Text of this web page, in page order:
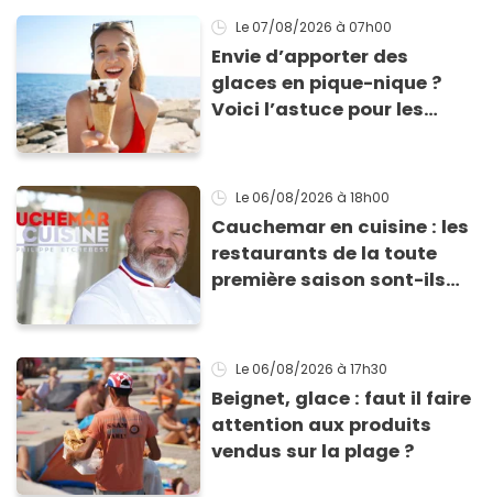
Le 07/08/2026 à 07h00
Envie d’apporter des
glaces en pique-nique ?
Voici l’astuce pour les
ne fondent !
Le 06/08/2026 à 18h00
Cauchemar en cuisine : les
restaurants de la toute
première saison sont-ils
Le 06/08/2026 à 17h30
Beignet, glace : faut il faire
attention aux produits
vendus sur la plage ?